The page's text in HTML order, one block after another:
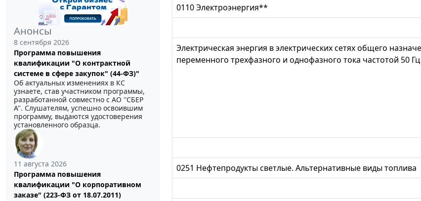
Анонсы
8 сентября 2026
Программа повышения
квалификации "О контрактной
системе в сфере закупок" (44-ФЗ)"
Об актуальных изменениях в КС
узнаете, став участником программы,
разработанной совместно с АО ''СБЕР
А". Слушателям, успешно освоившим
программу, выдаются удостоверения
установленного образца.
11 августа 2026
Программа повышения
квалификации "О корпоративном
заказе" (223-ФЗ от 18.07.2011)
0110 Электроэнергия**
Электрическая энергия в электрических сетях общего
переменного трехфазного и однофазного тока частотой 50
0251 Нефтепродукты светлые. Альтернативные виды топлива